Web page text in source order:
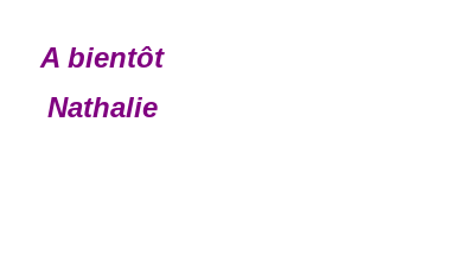
A bientôt
Nathalie